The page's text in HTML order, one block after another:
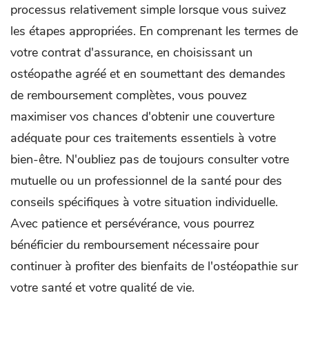
processus relativement simple lorsque vous suivez
les étapes appropriées. En comprenant les termes de
votre contrat d'assurance, en choisissant un
ostéopathe agréé et en soumettant des demandes
de remboursement complètes, vous pouvez
maximiser vos chances d'obtenir une couverture
adéquate pour ces traitements essentiels à votre
bien-être. N'oubliez pas de toujours consulter votre
mutuelle ou un professionnel de la santé pour des
conseils spécifiques à votre situation individuelle.
Avec patience et persévérance, vous pourrez
bénéficier du remboursement nécessaire pour
continuer à profiter des bienfaits de l'ostéopathie sur
votre santé et votre qualité de vie.